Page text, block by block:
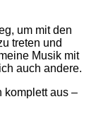
um mit den
treten und
Musik mit
auch andere.
komplett aus –